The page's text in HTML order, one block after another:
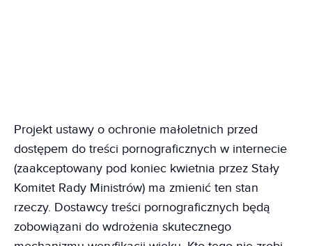
Projekt ustawy o ochronie małoletnich przed
dostępem do treści pornograficznych w internecie
(zaakceptowany pod koniec kwietnia przez Stały
Komitet Rady Ministrów) ma zmienić ten stan
rzeczy. Dostawcy treści pornograficznych będą
zobowiązani do wdrożenia skutecznego